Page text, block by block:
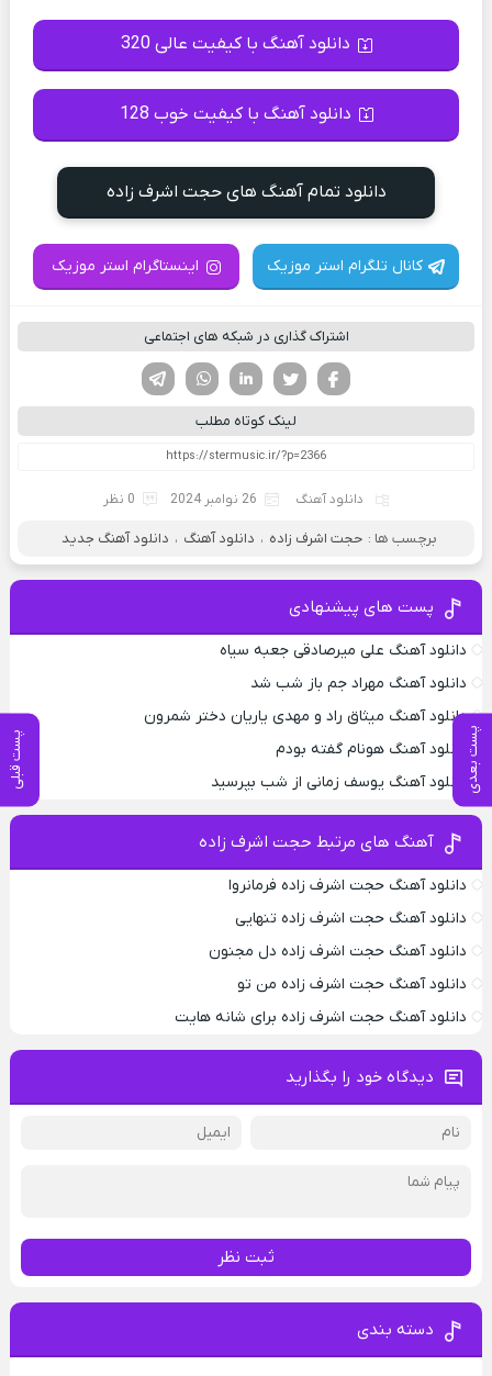
پست بعدی پست قبلی
دانلود آهنگ با کیفیت عالی 320
دانلود آهنگ با کیفیت خوب 128
دانلود تمام آهنگ های حجت اشرف زاده
کانال تلگرام استر موزیک اینستاگرام استر موزیک
اشتراک گذاری در شبکه های اجتماعی
لینکدین تویتر
فیسوک
لینک کوتاه مطلب
دانلود آهنگ 26 نوامبر 2024 0 نظر
برچسب ها : حجت اشرف زاده ، دانلود آهنگ ، دانلود آهنگ جدید
پست های پیشنهادی
دانلود آهنگ علی میرصادقی جعبه سیاه
دانلود آهنگ مهراد جم باز شب شد
دانلود آهنگ میثاق راد و مهدی یاریان دختر شمرون
دانلود آهنگ هونام گفته بودم
دانلود آهنگ یوسف زمانی از شب بپرسید
آهنگ های مرتبط حجت اشرف زاده
دانلود آهنگ حجت اشرف زاده فرمانروا
دانلود آهنگ حجت اشرف زاده تنهایی
دانلود آهنگ حجت اشرف زاده دل مجنون
دانلود آهنگ حجت اشرف زاده من تو
دانلود آهنگ حجت اشرف زاده برای شانه هایت
دیدگاه خود را بگذارید
ثبت نظر
دسته بندی